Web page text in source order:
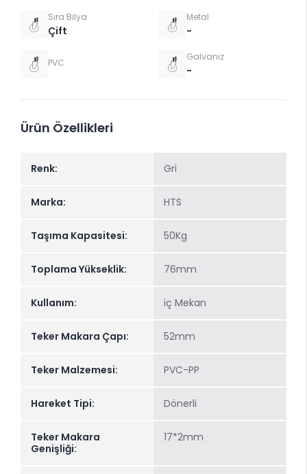
Sıra Bilya
Çift
Metal
-
PVC Galvaniz
-
Ürün Özellikleri
Renk: Gri
Marka: HTS
Taşıma Kapasitesi: 50Kg
Toplama Yükseklik: 76mm
Kullanım: iç Mekan
Teker Makara Çapı: 52mm
Teker Malzemesi: PVC-PP
Hareket Tipi: Dönerli
Teker Makara
Genişliği:
17*2mm